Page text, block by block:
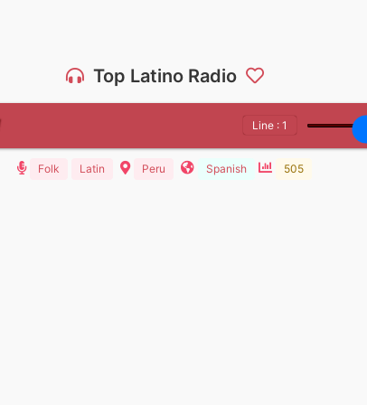
Top Latino Radio
Line : 1
Folk Latin Peru Spanish 505